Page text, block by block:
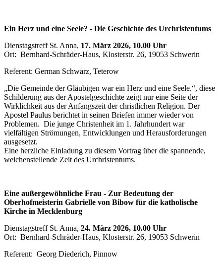
Ein Herz und eine Seele? - Die Geschichte des Urchristentums
Dienstagstreff St. Anna, 17. März 2026, 10.00 Uhr
Ort: Bernhard-Schräder-Haus, Klosterstr. 26, 19053 Schwerin
Referent: German Schwarz, Teterow
„Die Gemeinde der Gläubigen war ein Herz und eine Seele.“, diese
Schilderung aus der Apostelgeschichte zeigt nur eine Seite der
Wirklichkeit aus der Anfangszeit der christlichen Religion. Der
Apostel Paulus berichtet in seinen Briefen immer wieder von
Problemen. Die junge Christenheit im 1. Jahrhundert war
vielfältigen Strömungen, Entwicklungen und Herausforderungen
ausgesetzt.
Eine herzliche Einladung zu diesem Vortrag über die spannende,
weichenstellende Zeit des Urchristentums.
Eine außergewöhnliche Frau - Zur Bedeutung der
Oberhofmeisterin Gabrielle von Bibow für die katholische
Kirche in Mecklenburg
Dienstagstreff St. Anna, 24. März 2026, 10.00 Uhr
Ort: Bernhard-Schräder-Haus, Klosterstr. 26, 19053 Schwerin
Referent: Georg Diederich, Pinnow